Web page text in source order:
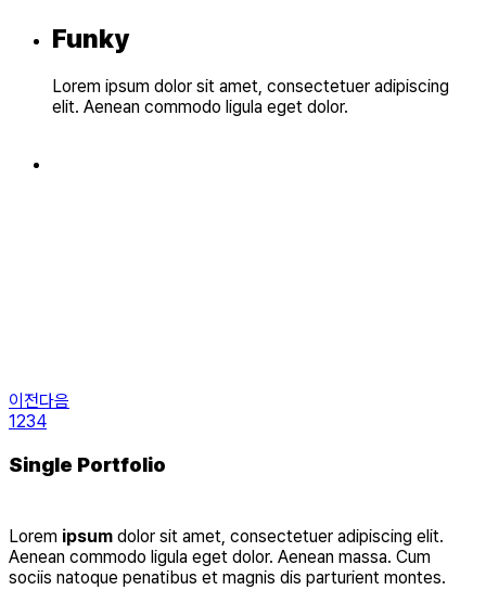
Funky
Lorem ipsum dolor sit amet, consectetuer adipiscing
elit. Aenean commodo ligula eget dolor.
이전다음
1234
Single Portfolio
Lorem ipsum dolor sit amet, consectetuer adipiscing elit.
Aenean commodo ligula eget dolor. Aenean massa. Cum
sociis natoque penatibus et magnis dis parturient montes.